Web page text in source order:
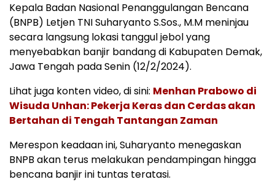
Kepala Badan Nasional Penanggulangan Bencana
(BNPB) Letjen TNI Suharyanto S.Sos., M.M meninjau
secara langsung lokasi tanggul jebol yang
menyebabkan banjir bandang di Kabupaten Demak,
Jawa Tengah pada Senin (12/2/2024).
Lihat juga konten video, di sini: Menhan Prabowo di
Wisuda Unhan: Pekerja Keras dan Cerdas akan
Bertahan di Tengah Tantangan Zaman
Merespon keadaan ini, Suharyanto menegaskan
BNPB akan terus melakukan pendampingan hingga
bencana banjir ini tuntas teratasi.